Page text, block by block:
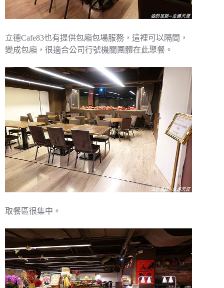
立德Cafe83也有提供包廂包場服務，這裡可以隔間，
變成包廂，很適合公司行號機關團體在此聚餐。
取餐區很集中。